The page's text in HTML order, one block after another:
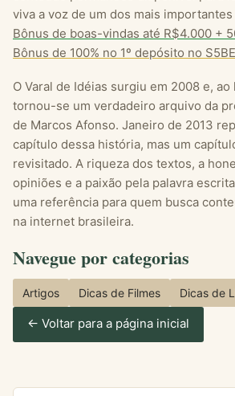
viva a voz de um dos mais
Bônus de boas-vindas até R$4.000 +
Bônus de 100% no 1º depósito no
O Varal de Idéias surgiu em 2008 e,
tornou-se um verdadeiro arquivo da
de Marcos Afonso. Janeiro de 2013
capítulo dessa história, mas um
revisitado. A riqueza dos textos, a
opiniões e a paixão pela palavra
uma referência para quem busca
na internet brasileira.
Navegue por categorias
Artigos Dicas de Filmes Dicas de
← Voltar para a página inicial